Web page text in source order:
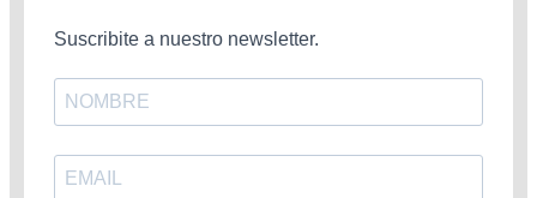
Suscribite a nuestro newsletter.